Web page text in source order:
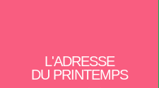
L'ADRESSE
DU PRINTEMPS